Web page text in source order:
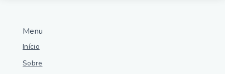
Menu
Início
Sobre